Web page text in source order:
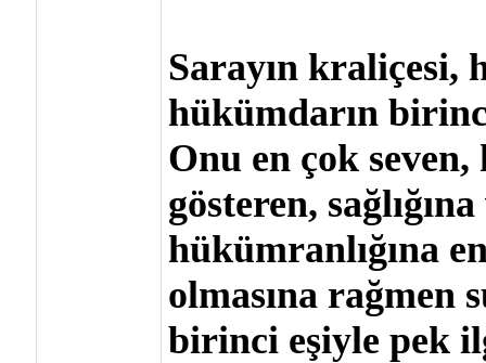
Sarayın kraliçesi,
hükümdarın
Onu en çok seven,
gösteren, sağlığına
hükümranlığına
olmasına rağmen
birinci eşiyle pek